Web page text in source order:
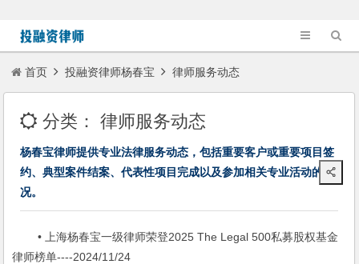
首页 投融资律师杨春宝 律师服务动态
分类：律师服务动态
杨春宝律师提供专业法律服务动态，包括重要客户或重要项目签
约、典型案件结案、代表性项目完成以及参加相关专业活动的情
况。
• 上海杨春宝一级律师荣登2025 The Legal 500私募股权基金
律师榜单----2024/11/24